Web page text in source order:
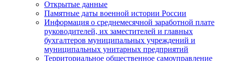
Открытые данные
Памятные даты военной истории России
Информация о среднемесячной заработной плате
руководителей, их заместителей и главных
бухгалтеров муниципальных учреждений и
муниципальных унитарных предприятий
Территориальное общественное самоуправление